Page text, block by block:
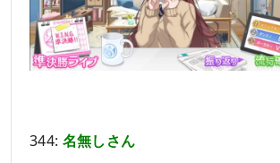
344: 名無しさん